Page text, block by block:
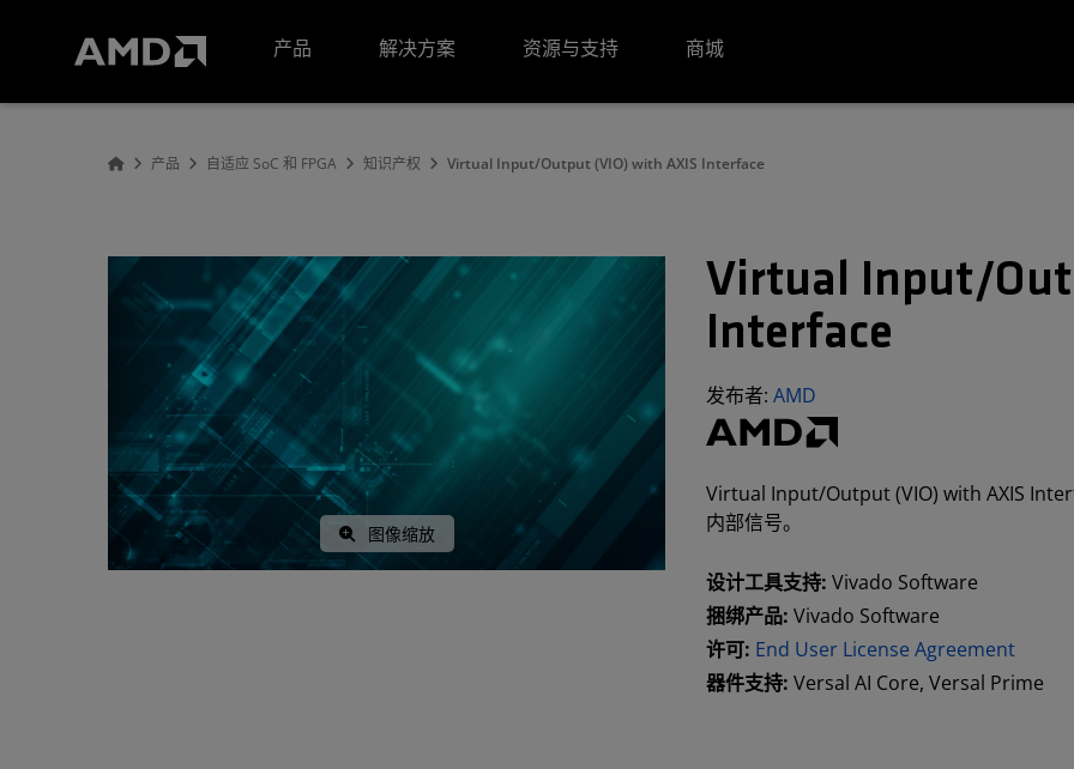
产品
解决方案 资源与支持 商城
产品 自适应 SoC 和 FPGA 知识产权 Virtual Input/Output (VIO) with AXIS Interface
图像缩放
Virtual Input/
Interface
发布者:AMD
Virtual Input/Output (VIO) with AXIS
内部信号。
设计工具支持:Vivado Software
捆绑产品:Vivado Software
许可: End User License Agreement
器件支持:Versal AI Core, Versal Prime